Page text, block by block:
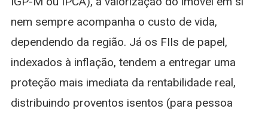
nem sempre acompanha o custo de vida,
dependendo da região. Já os FIIs de papel,
indexados à inflação, tendem a entregar uma
proteção mais imediata da rentabilidade real,
distribuindo proventos isentos (para pessoa